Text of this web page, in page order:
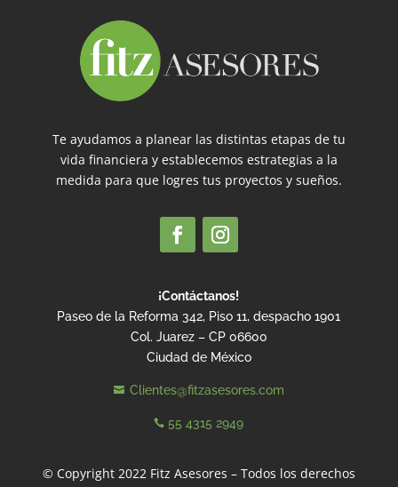
Te ayudamos a planear las distintas etapas de tu
vida financiera y establecemos estrategias a la
medida para que logres tus proyectos y sueños.
¡Contáctanos!
Paseo de la Reforma 342, Piso 11, despacho 1901
Col. Juarez – CP 06600
Ciudad de México
 Clientes@fitzasesores.com
 55 4315 2949
© Copyright 2022 Fitz Asesores – Todos los derechos